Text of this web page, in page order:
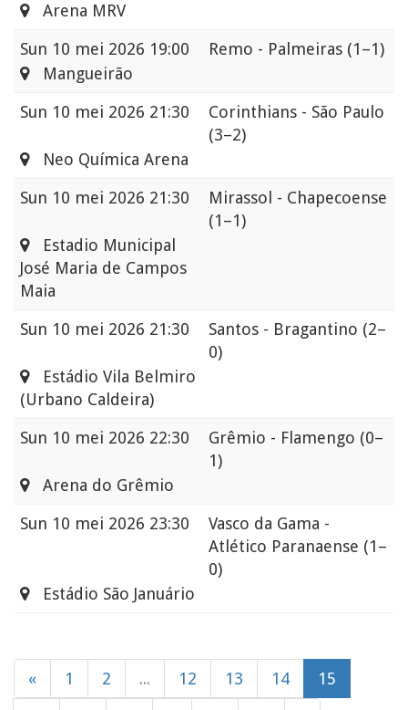
Arena MRV
Sun 10 mei 2026 19:00 Remo - Palmeiras (1–1)
Mangueirão
Sun 10 mei 2026 21:30
Corinthians - São Paulo
(3–2)
Neo Química Arena
Sun 10 mei 2026 21:30
Mirassol - Chapecoense
(1–1)
Estadio Municipal
José Maria de Campos
Maia
Sun 10 mei 2026 21:30 Santos - Bragantino (2–
0)
Estádio Vila Belmiro
(Urbano Caldeira)
Sun 10 mei 2026 22:30 Grêmio - Flamengo (0–
1)
Arena do Grêmio
Sun 10 mei 2026 23:30
Vasco da Gama -
Atlético Paranaense (1–
0)
Estádio São Januário
« 1 2 ... 12 13 14 15